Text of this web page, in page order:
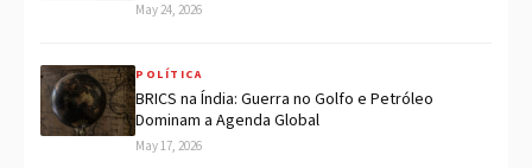
May 24, 2026
POLÍTICA
BRICS na Índia: Guerra no Golfo e Petróleo
Dominam a Agenda Global
May 17, 2026